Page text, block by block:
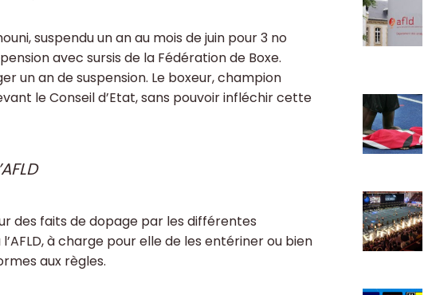
suspendu un an au mois de juin pour 3 no
avec sursis de la Fédération de Boxe.
un an de suspension. Le boxeur, champion
le Conseil d’Etat, sans pouvoir infléchir cette
des faits de dopage par les différentes
à charge pour elle de les entériner ou bien
aux règles.